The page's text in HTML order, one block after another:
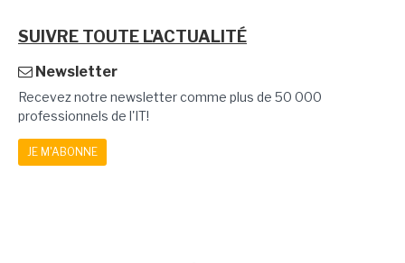
SUIVRE TOUTE L'ACTUALITÉ
Newsletter
Recevez notre newsletter comme plus de 50 000
professionnels de l'IT!
JE M'ABONNE